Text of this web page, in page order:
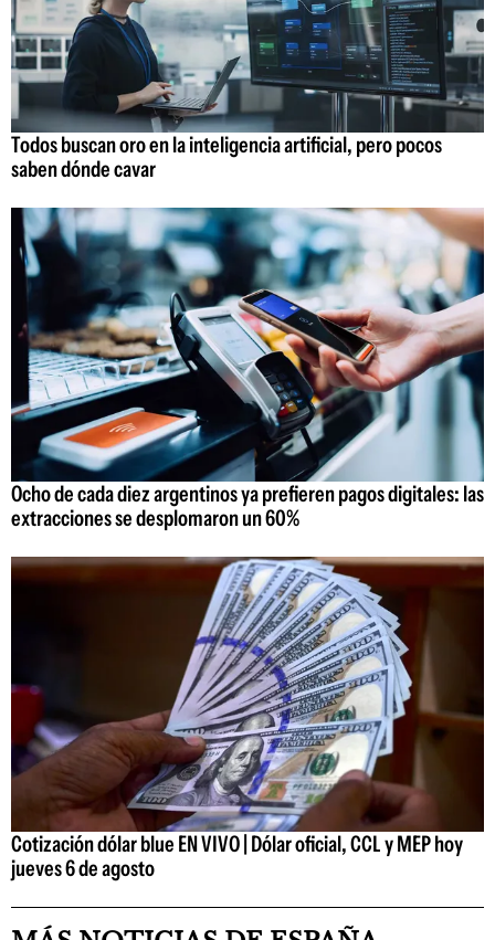
Todos buscan oro en la inteligencia artificial, pero pocos
saben dónde cavar
Ocho de cada diez argentinos ya prefieren pagos digitales: las
extracciones se desplomaron un 60%
Cotización dólar blue EN VIVO | Dólar oficial, CCL y MEP hoy
jueves 6 de agosto